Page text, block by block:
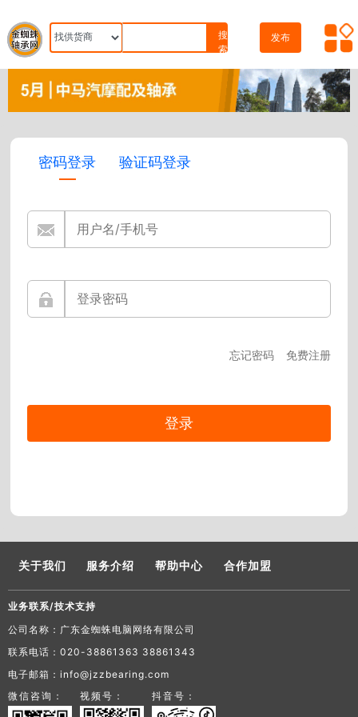
搜
索
发布
密码登录 验证码登录
忘记密码 免费注册
关于我们 服务介绍 帮助中心 合作加盟
业务联系/技术支持
公司名称：广东金蜘蛛电脑网络有限公司
联系电话：020-38861363 38861343
电子邮箱：info@jzzbearing.com
微信咨询：
视频号： 抖音号：